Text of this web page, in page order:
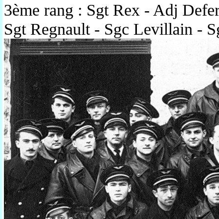
3ème rang : Sgt Rex - Adj
Sgt Regnault - Sgc Levillain -